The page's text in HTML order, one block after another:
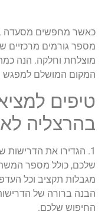
כאשר מחפשים מסעדה
מספר גורמים מרכזיים
מוצלחת וחלקה. הנה
המקום המושלם למפגש
טיפים
בהרצליה
1. הגדירו את
שלכם, כולל מספר
מגבלות תקציב וכל
הבנה ברורה של
החיפוש שלכם.